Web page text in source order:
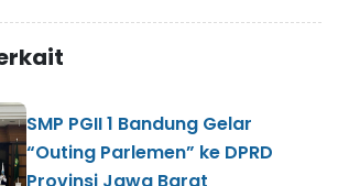
SMP PGII 1 Bandung Gelar
“Outing Parlemen” ke DPRD